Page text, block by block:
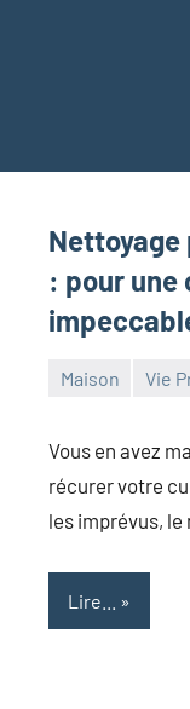
Nettoyage
: pour une
Maison Vie
Vous en avez
récurer votre
les imprévus,
Lire...